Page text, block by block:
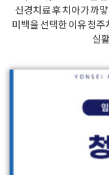
신경치료 후 치아가 까
미백을 선택한 이유 청
실